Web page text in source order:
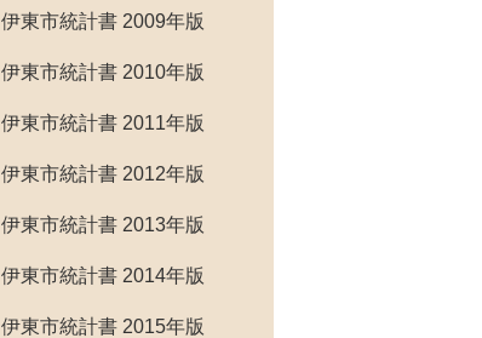
伊東市統計書 2009年版
伊東市統計書 2010年版
伊東市統計書 2011年版
伊東市統計書 2012年版
伊東市統計書 2013年版
伊東市統計書 2014年版
伊東市統計書 2015年版